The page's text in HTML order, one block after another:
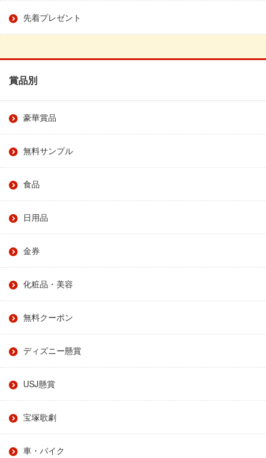
先着プレゼント
賞品別
豪華賞品
無料サンプル
食品
日用品
金券
化粧品・美容
無料クーポン
ディズニー懸賞
USJ懸賞
宝塚歌劇
車・バイク